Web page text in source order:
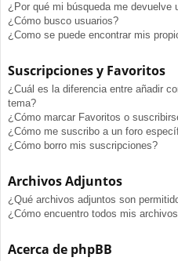
¿Por qué mi búsqueda me devuelve
¿Cómo busco usuarios?
¿Como se puede encontrar mis
Suscripciones y Favoritos
¿Cuál es la diferencia entre añadir
tema?
¿Cómo marcar Favoritos o
¿Cómo me suscribo a un foro
¿Cómo borro mis suscripciones?
Archivos Adjuntos
¿Qué archivos adjuntos son
¿Cómo encuentro todos mis
Acerca de phpBB